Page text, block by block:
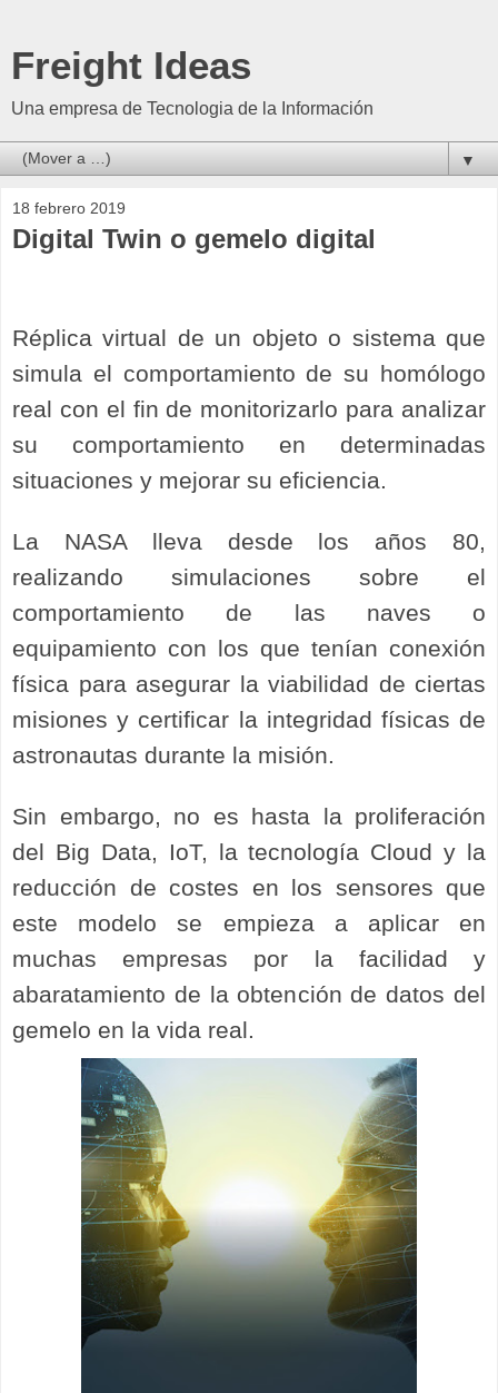
Freight Ideas
Una empresa de Tecnologia de la Información
▼
18 febrero 2019
Digital Twin o gemelo digital
Réplica virtual de un objeto o sistema que
simula el comportamiento de su homólogo
real con el fin de monitorizarlo para analizar
su comportamiento en determinadas
situaciones y mejorar su eficiencia.
La NASA lleva desde los años 80,
realizando simulaciones sobre el
comportamiento de las naves o
equipamiento con los que tenían conexión
física para asegurar la viabilidad de ciertas
misiones y certificar la integridad físicas de
astronautas durante la misión.
Sin embargo, no es hasta la proliferación
del Big Data, IoT, la tecnología Cloud y la
reducción de costes en los sensores que
este modelo se empieza a aplicar en
muchas empresas por la facilidad y
abaratamiento de la obtención de datos del
gemelo en la vida real.